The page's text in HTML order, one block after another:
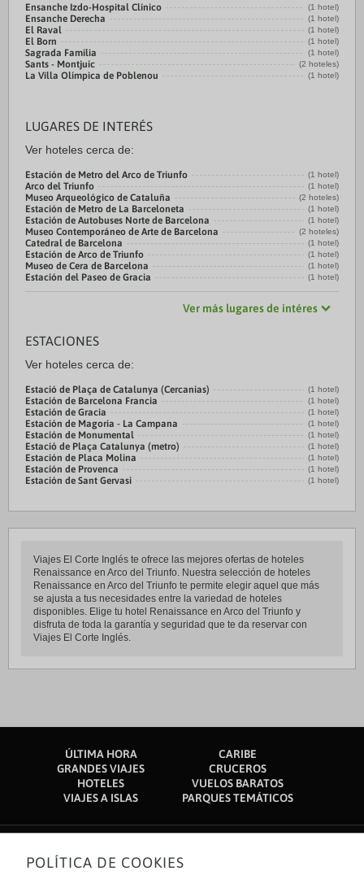
Ensanche Izdo-Hospital Clínico (1 hotel)
Ensanche Derecha (1 hotel)
El Raval (1 hotel)
El Born (1 hotel)
Sagrada Familia (1 hotel)
Sants - Montjuic (2 hoteles)
La Villa Olímpica de Poblenou (1 hotel)
LUGARES DE INTERÉS
Ver hoteles cerca de:
Estación de Metro del Arco de Triunfo (1 hotel)
Arco del Triunfo (1 hotel)
Museo Arqueológico de Cataluña (2 hoteles)
Estación de Metro de La Barceloneta (1 hotel)
Estación de Autobuses Norte de Barcelona (1 hotel)
Museo Contemporáneo de Arte de Barcelona (2 hoteles)
Catedral de Barcelona (1 hotel)
Estación de Arco de Triunfo (1 hotel)
Museo de Cera de Barcelona (1 hotel)
Estación del Paseo de Gracia (1 hotel)
Ver más lugares de intéres
ESTACIONES
Ver hoteles cerca de:
Estació de Plaça de Catalunya (Cercanias) (1 hotel)
Estación de Barcelona Francia (1 hotel)
Estación de Gracia (1 hotel)
Estación de Magoria - La Campana (1 hotel)
Estación de Monumental (1 hotel)
Estació de Plaça Catalunya (metro) (1 hotel)
Estación de Placa Molina (1 hotel)
Estación de Provenca (1 hotel)
Estación de Sant Gervasi (1 hotel)
Viajes El Corte Inglés te ofrece las mejores ofertas de hoteles
Renaissance en Arco del Triunfo. Nuestra selección de hoteles
Renaissance en Arco del Triunfo te permite elegir aquel que más
se ajusta a tus necesidades entre la variedad de hoteles
disponibles. Elige tu hotel Renaissance en Arco del Triunfo y
disfruta de toda la garantía y seguridad que te da reservar con
Viajes El Corte Inglés.
ÚLTIMA HORA
CARIBE
GRANDES VIAJES
CRUCEROS
HOTELES
VUELOS BARATOS
VIAJES A ISLAS
PARQUES TEMÁTICOS
Sobre nosotros
POLÍTICA DE COOKIES